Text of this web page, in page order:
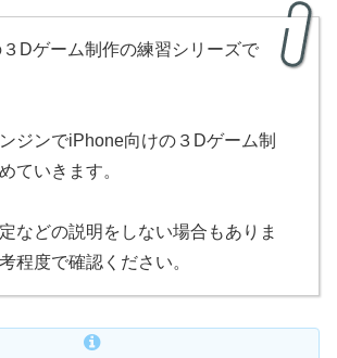
Dゲーム制作の練習シリーズで
ジンでiPhone向けの３Dゲーム制
ていきます。
などの説明をしない場合もありま
程度で確認ください。